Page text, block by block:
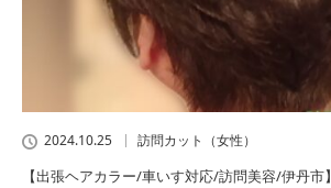
2024.10.25 訪問カット（女性）
【出張ヘアカラー/車いす対応/訪問美容/伊丹市】